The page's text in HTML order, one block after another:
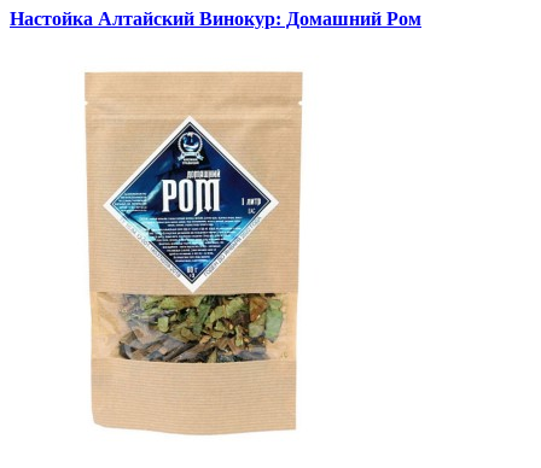
Настойка Алтайский Винокур: Домашний Ром